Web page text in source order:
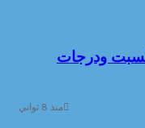
ودرجات
منذ 8 ثواني